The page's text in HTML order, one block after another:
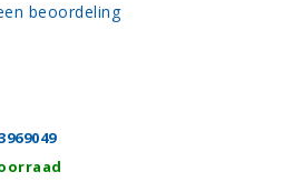
beoordeling